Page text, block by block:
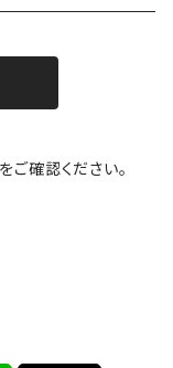
確認ください。